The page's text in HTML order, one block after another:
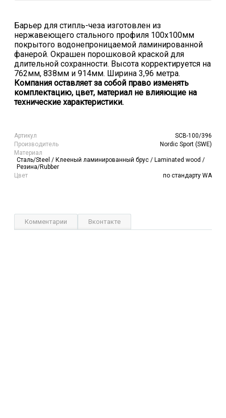
Барьер для стипль-чеза изготовлен из
нержавеющего стального профиля 100х100мм
покрытого водонепроницаемой ламинированной
фанерой. Окрашен порошковой краской для
длительной сохранности. Высота корректируется на
762мм, 838мм и 914мм. Ширина 3,96 метра.
Компания оставляет за собой право изменять
комплектацию, цвет, материал не влияющие на
технические характеристики.
Артикул
SCB-100/396
Производитель
Nordic Sport (SWE)
Материал
Сталь/Steel / Клееный ламинированный брус / Laminated wood /
Резина/Rubber
Цвет
по стандарту WA
Комментарии Вконтакте